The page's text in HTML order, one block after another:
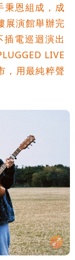
秉恩組成，成
展演館舉辦完
電巡迴演出
LIVE
，用最純粹聲